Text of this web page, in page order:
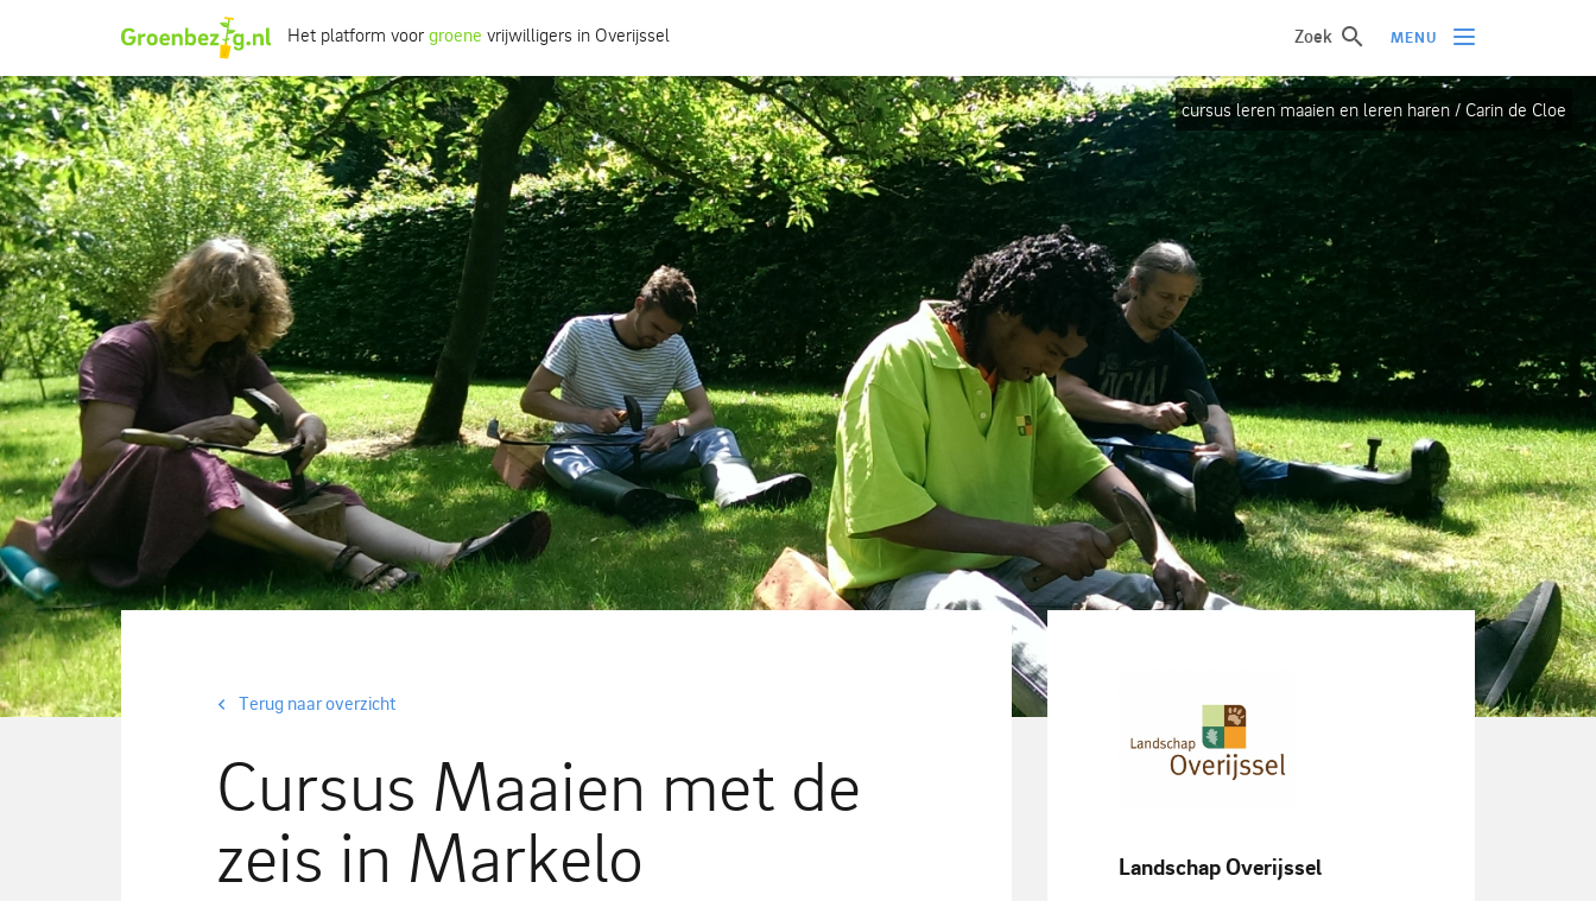
Het platform voor groene vrijwilligers in Overijssel Zoek MENU
Ik wil iets doen
Ik wil iets leren
Groepen of initiatieven
Verhalen uit het veld
Informatie
Over groenbezig
Meld jouw werkgroep of initiatief aan
Hoe heeft jouw gemeente het geregeld?
cursus leren maaien en leren haren / Carin de Cloe
Terug naar overzicht
Cursus Maaien met de
zeis in Markelo
Landschap Overijssel